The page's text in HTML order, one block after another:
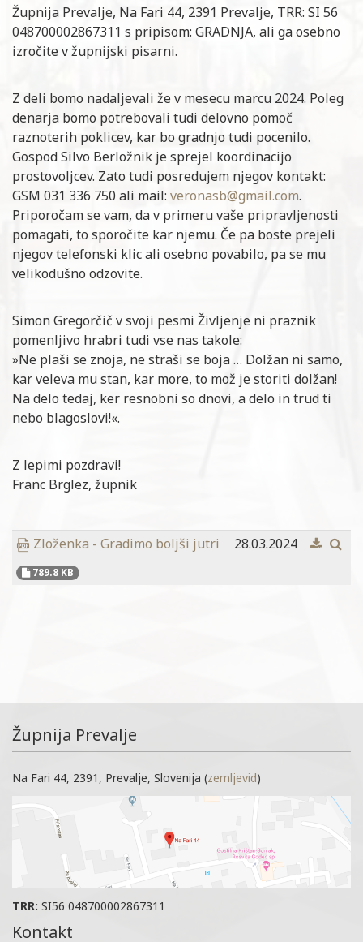
Župnija Prevalje, Na Fari 44, 2391 Prevalje, TRR: SI 56
048700002867311 s pripisom: GRADNJA, ali ga osebno
izročite v župnijski pisarni.
Z deli bomo nadaljevali že v mesecu marcu 2024. Poleg
denarja bomo potrebovali tudi delovno pomoč
raznoterih poklicev, kar bo gradnjo tudi pocenilo.
Gospod Silvo Berložnik je sprejel koordinacijo
prostovoljcev. Zato tudi posredujem njegov kontakt:
GSM 031 336 750 ali mail: veronasb@gmail.com.
Priporočam se vam, da v primeru vaše pripravljenosti
pomagati, to sporočite kar njemu. Če pa boste prejeli
njegov telefonski klic ali osebno povabilo, pa se mu
velikodušno odzovite.
Simon Gregorčič v svoji pesmi Življenje ni praznik
pomenljivo hrabri tudi vse nas takole:
»Ne plaši se znoja, ne straši se boja … Dolžan ni samo,
kar veleva mu stan, kar more, to mož je storiti dolžan!
Na delo tedaj, ker resnobni so dnovi, a delo in trud ti
nebo blagoslovi!«.
Z lepimi pozdravi!
Franc Brglez, župnik
Zloženka - Gradimo boljši jutri
789.8 KB
28.03.2024
Župnija Prevalje
Na Fari 44, 2391, Prevalje, Slovenija (zemljevid)
TRR: SI56 048700002867311
Kontakt